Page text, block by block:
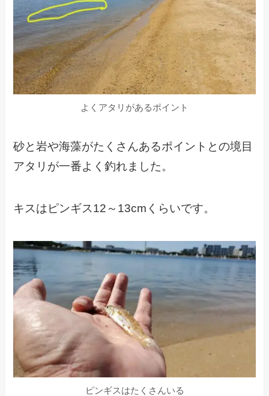
よくアタリがあるポイント
砂と岩や海藻がたくさんあるポイントとの境目
アタリが一番よく釣れました。
キスはピンギス12～13cmくらいです。
ピンギスはたくさんいる